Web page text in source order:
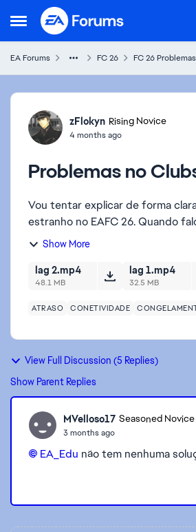
Open Side Menu
Skip to content
EA Forums FC 26 FC 26
Forum Discussion
zFlokyn Rising Novice
4 months ago
Problemas no
Vou tentar explicar de forma clara, porque o
estranho no EAFC 26. Quando
Show More
lag 2.mp4
48.1 MB
lag 1.mp4
32.5 MB
ATRASO CONETIVIDADE
View Full Discussion (5 Replies)
Show Parent Replies
MVelloso17 Seasoned Novice
3 months ago
EA_Edu​ não tem nenhuma